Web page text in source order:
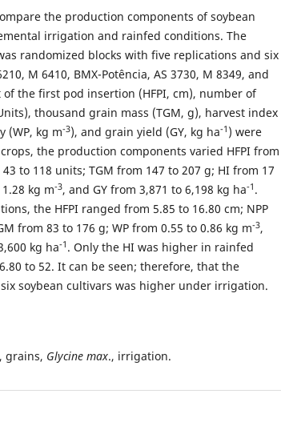
the production components of soybean
irrigation and rainfed conditions. The
randomized blocks with five replications and six
M 6410, BMX-Potência, AS 3730, M 8349, and
of the first pod insertion (HFPI, cm), number of
thousand grain mass (TGM, g), harvest index
(WP, kg m-3), and grain yield (GY, kg ha-1 ) were
the production components varied HFPI from
43 to 118 units; TGM from 147 to 207 g; HI from 17
kg m-3, and GY from 3,871 to 6,198 kg ha-1 .
the HFPI ranged from 5.85 to 16.80 cm; NPP
from 83 to 176 g; WP from 0.55 to 0.86 kg m-3,
kg ha-1 . Only the HI was higher in rainfed
to 52. It can be seen; therefore, that the
soybean cultivars was higher under irrigation.
grains, Glycine max., irrigation.